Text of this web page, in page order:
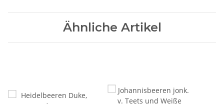
Ähnliche Artikel